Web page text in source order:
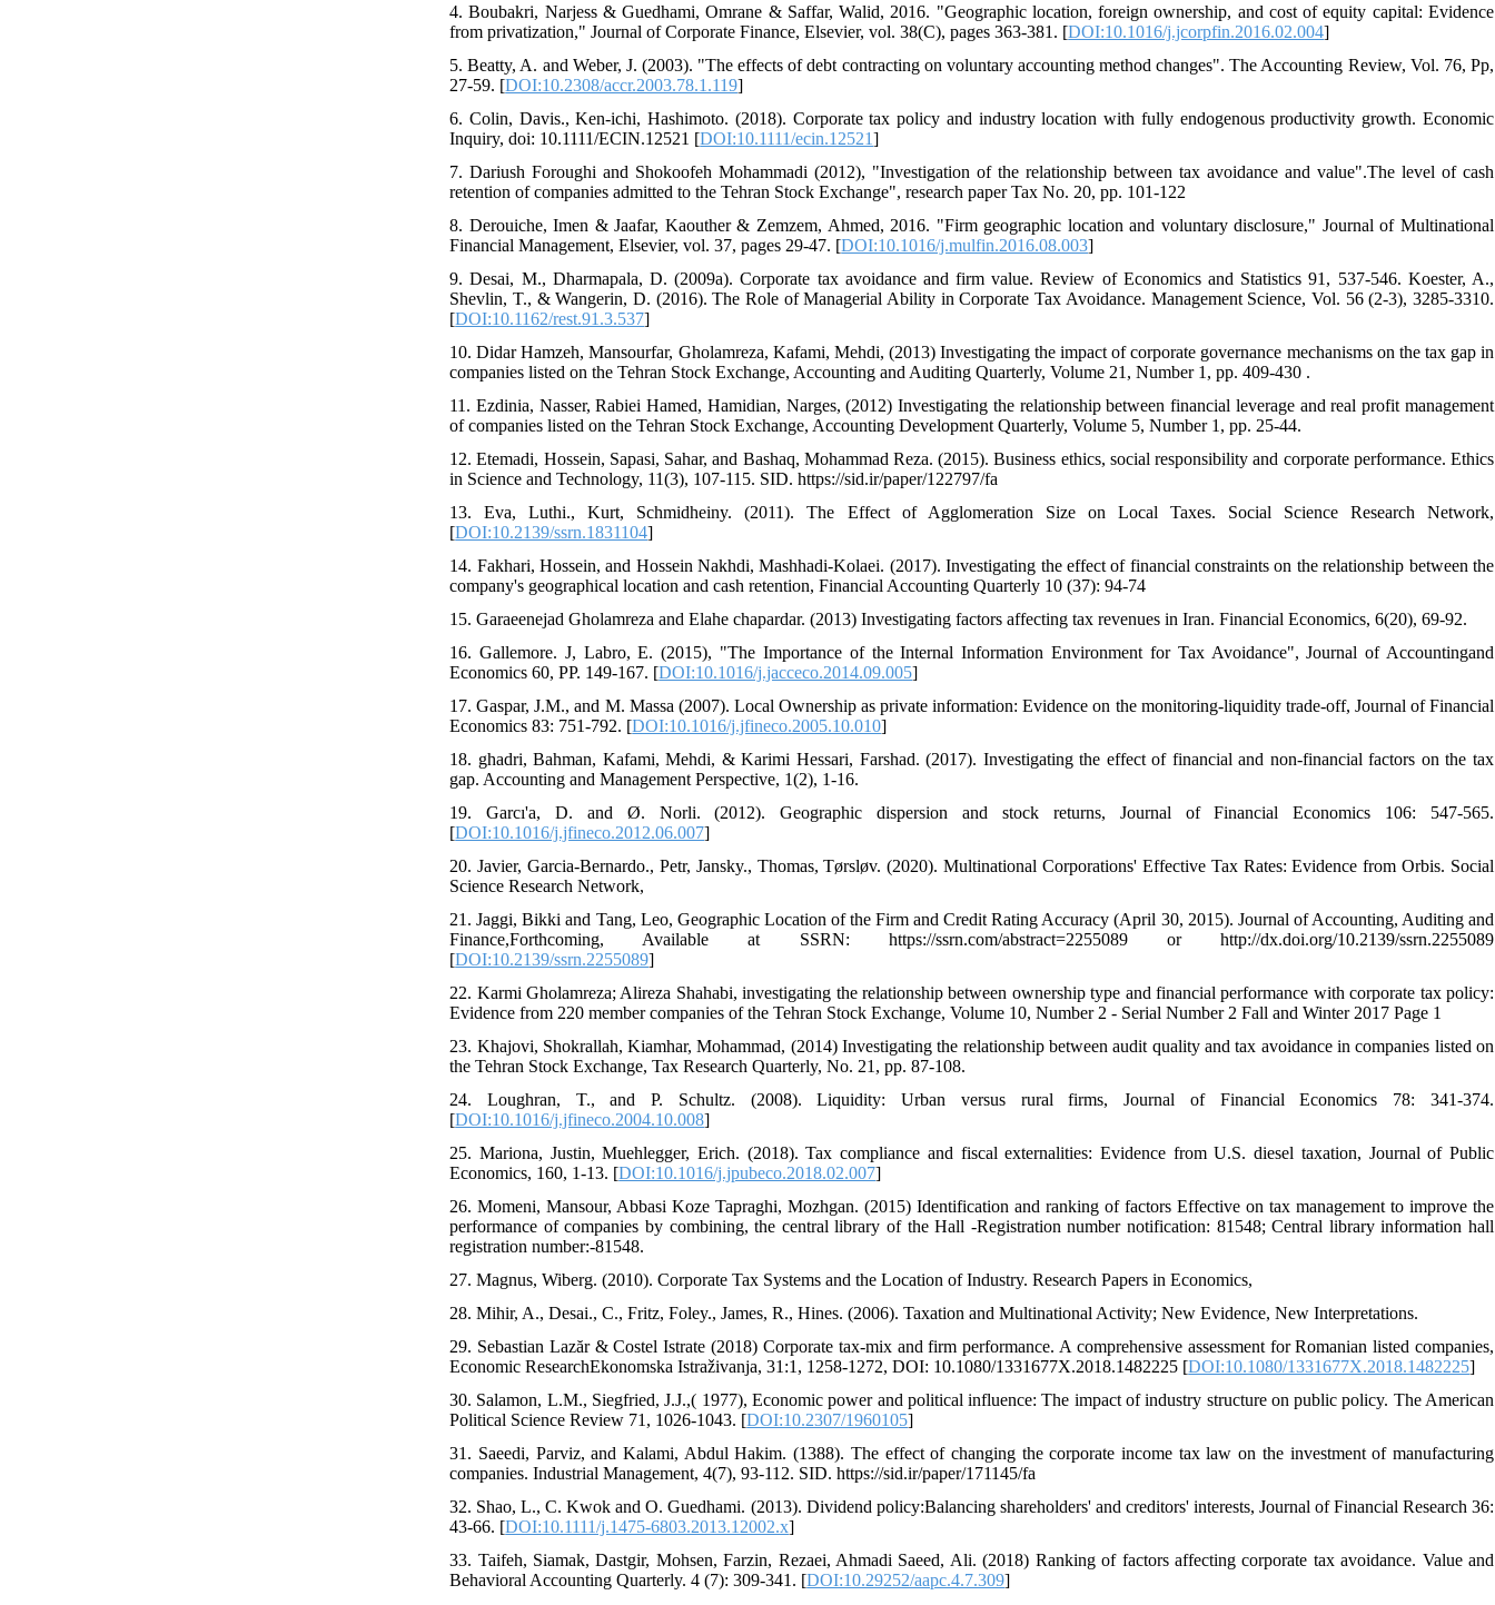
4. Boubakri, Narjess & Guedhami, Omrane & Saffar, Walid, 2016. "Geographic location, foreign ownership, and cost of equity capital: Evidence
from privatization," Journal of Corporate Finance, Elsevier, vol. 38(C), pages 363-381. [DOI:10.1016/j.jcorpfin.2016.02.004]
5. Beatty, A. and Weber, J. (2003). "The effects of debt contracting on voluntary accounting method changes". The Accounting Review, Vol. 76, Pp,
27-59. [DOI:10.2308/accr.2003.78.1.119]
6. Colin, Davis., Ken-ichi, Hashimoto. (2018). Corporate tax policy and industry location with fully endogenous productivity growth. Economic
Inquiry, doi: 10.1111/ECIN.12521 [DOI:10.1111/ecin.12521]
7. Dariush Foroughi and Shokoofeh Mohammadi (2012), "Investigation of the relationship between tax avoidance and value".The level of cash
retention of companies admitted to the Tehran Stock Exchange", research paper Tax No. 20, pp. 101-122
8. Derouiche, Imen & Jaafar, Kaouther & Zemzem, Ahmed, 2016. "Firm geographic location and voluntary disclosure," Journal of Multinational
Financial Management, Elsevier, vol. 37, pages 29-47. [DOI:10.1016/j.mulfin.2016.08.003]
9. Desai, M., Dharmapala, D. (2009a). Corporate tax avoidance and firm value. Review of Economics and Statistics 91, 537-546. Koester, A.,
Shevlin, T., & Wangerin, D. (2016). The Role of Managerial Ability in Corporate Tax Avoidance. Management Science, Vol. 56 (2-3), 3285-3310.
[DOI:10.1162/rest.91.3.537]
10. Didar Hamzeh, Mansourfar, Gholamreza, Kafami, Mehdi, (2013) Investigating the impact of corporate governance mechanisms on the tax gap in
companies listed on the Tehran Stock Exchange, Accounting and Auditing Quarterly, Volume 21, Number 1, pp. 409-430 .
11. Ezdinia, Nasser, Rabiei Hamed, Hamidian, Narges, (2012) Investigating the relationship between financial leverage and real profit management
of companies listed on the Tehran Stock Exchange, Accounting Development Quarterly, Volume 5, Number 1, pp. 25-44.
12. Etemadi, Hossein, Sapasi, Sahar, and Bashaq, Mohammad Reza. (2015). Business ethics, social responsibility and corporate performance. Ethics
in Science and Technology, 11(3), 107-115. SID. https://sid.ir/paper/122797/fa
13. Eva, Luthi., Kurt, Schmidheiny. (2011). The Effect of Agglomeration Size on Local Taxes. Social Science Research Network,
[DOI:10.2139/ssrn.1831104]
14. Fakhari, Hossein, and Hossein Nakhdi, Mashhadi-Kolaei. (2017). Investigating the effect of financial constraints on the relationship between the
company's geographical location and cash retention, Financial Accounting Quarterly 10 (37): 94-74
15. Garaeenejad Gholamreza and Elahe chapardar. (2013) Investigating factors affecting tax revenues in Iran. Financial Economics, 6(20), 69-92.
16. Gallemore. J, Labro, E. (2015), "The Importance of the Internal Information Environment for Tax Avoidance", Journal of Accountingand
Economics 60, PP. 149-167. [DOI:10.1016/j.jacceco.2014.09.005]
17. Gaspar, J.M., and M. Massa (2007). Local Ownership as private information: Evidence on the monitoring-liquidity trade-off, Journal of Financial
Economics 83: 751-792. [DOI:10.1016/j.jfineco.2005.10.010]
18. ghadri, Bahman, Kafami, Mehdi, & Karimi Hessari, Farshad. (2017). Investigating the effect of financial and non-financial factors on the tax
gap. Accounting and Management Perspective, 1(2), 1-16.
19. Garcı'a, D. and Ø. Norli. (2012). Geographic dispersion and stock returns, Journal of Financial Economics 106: 547-565.
[DOI:10.1016/j.jfineco.2012.06.007]
20. Javier, Garcia-Bernardo., Petr, Jansky., Thomas, Tørsløv. (2020). Multinational Corporations' Effective Tax Rates: Evidence from Orbis. Social
Science Research Network,
21. Jaggi, Bikki and Tang, Leo, Geographic Location of the Firm and Credit Rating Accuracy (April 30, 2015). Journal of Accounting, Auditing and
Finance,Forthcoming, Available at SSRN: https://ssrn.com/abstract=2255089 or http://dx.doi.org/10.2139/ssrn.2255089
[DOI:10.2139/ssrn.2255089]
22. Karmi Gholamreza; Alireza Shahabi, investigating the relationship between ownership type and financial performance with corporate tax policy:
Evidence from 220 member companies of the Tehran Stock Exchange, Volume 10, Number 2 - Serial Number 2 Fall and Winter 2017 Page 1
23. Khajovi, Shokrallah, Kiamhar, Mohammad, (2014) Investigating the relationship between audit quality and tax avoidance in companies listed on
the Tehran Stock Exchange, Tax Research Quarterly, No. 21, pp. 87-108.
24. Loughran, T., and P. Schultz. (2008). Liquidity: Urban versus rural firms, Journal of Financial Economics 78: 341-374.
[DOI:10.1016/j.jfineco.2004.10.008]
25. Mariona, Justin, Muehlegger, Erich. (2018). Tax compliance and fiscal externalities: Evidence from U.S. diesel taxation, Journal of Public
Economics, 160, 1-13. [DOI:10.1016/j.jpubeco.2018.02.007]
26. Momeni, Mansour, Abbasi Koze Tapraghi, Mozhgan. (2015) Identification and ranking of factors Effective on tax management to improve the
performance of companies by combining, the central library of the Hall -Registration number notification: 81548; Central library information hall
registration number:-81548.
27. Magnus, Wiberg. (2010). Corporate Tax Systems and the Location of Industry. Research Papers in Economics,
28. Mihir, A., Desai., C., Fritz, Foley., James, R., Hines. (2006). Taxation and Multinational Activity; New Evidence, New Interpretations.
29. Sebastian Lazăr & Costel Istrate (2018) Corporate tax-mix and firm performance. A comprehensive assessment for Romanian listed companies,
Economic ResearchEkonomska Istraživanja, 31:1, 1258-1272, DOI: 10.1080/1331677X.2018.1482225 [DOI:10.1080/1331677X.2018.1482225]
30. Salamon, L.M., Siegfried, J.J.,( 1977), Economic power and political influence: The impact of industry structure on public policy. The American
Political Science Review 71, 1026-1043. [DOI:10.2307/1960105]
31. Saeedi, Parviz, and Kalami, Abdul Hakim. (1388). The effect of changing the corporate income tax law on the investment of manufacturing
companies. Industrial Management, 4(7), 93-112. SID. https://sid.ir/paper/171145/fa
32. Shao, L., C. Kwok and O. Guedhami. (2013). Dividend policy:Balancing shareholders' and creditors' interests, Journal of Financial Research 36:
43-66. [DOI:10.1111/j.1475-6803.2013.12002.x]
33. Taifeh, Siamak, Dastgir, Mohsen, Farzin, Rezaei, Ahmadi Saeed, Ali. (2018) Ranking of factors affecting corporate tax avoidance. Value and
Behavioral Accounting Quarterly. 4 (7): 309-341. [DOI:10.29252/aapc.4.7.309]